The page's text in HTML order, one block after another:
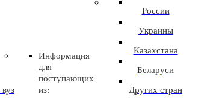
Информация
для
поступающих
из:
России
Украины
Казахстана
Беларуси
Других стран